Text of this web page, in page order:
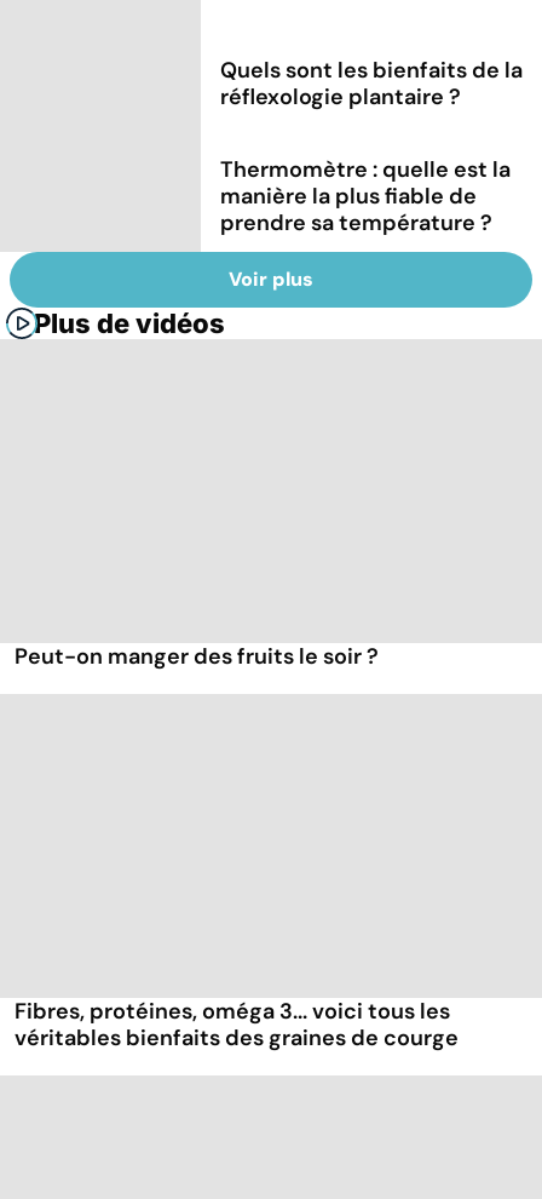
Quels sont les bienfaits de la
réflexologie plantaire ?
Thermomètre : quelle est la
manière la plus fiable de
prendre sa température ?
Voir plus
Plus de vidéos
Peut-on manger des fruits le soir ?
Fibres, protéines, oméga 3... voici tous les
véritables bienfaits des graines de courge